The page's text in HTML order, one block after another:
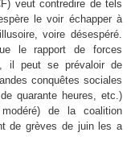
veut contredire de tels
le voir échapper à
voire désespéré.
le rapport de forces
il peut se prévaloir de
conquêtes sociales
quarante heures, etc.)
de la coalition
de grèves de juin les a